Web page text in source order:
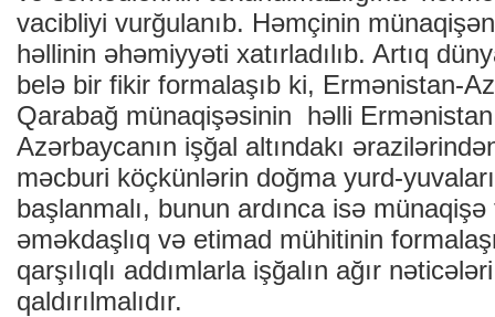
vacibliyi vurğulanıb. Həmçinin
həllinin əhəmiyyəti xatırladılıb. Artıq
belə bir fikir formalaşıb ki, Ermənistan-
Qarabağ münaqişəsinin həlli
Azərbaycanın işğal altındakı
məcburi köçkünlərin doğma yurd-
başlanmalı, bunun ardınca isə
əməkdaşlıq və etimad mühitinin
qarşılıqlı addımlarla işğalın ağır
qaldırılmalıdır.